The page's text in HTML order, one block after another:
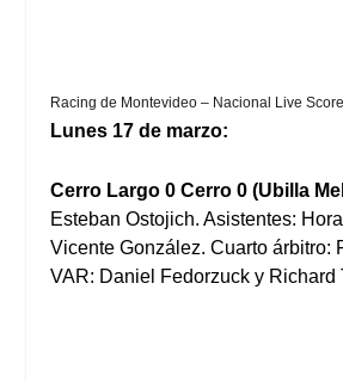
Racing de Montevideo – Nacional Live Score
Lunes 17 de marzo:
Cerro Largo 0 Cerro 0 (Ubilla
Esteban Ostojich. Asistentes:
Vicente González. Cuarto árbitro:
VAR: Daniel Fedorzuck y Richard